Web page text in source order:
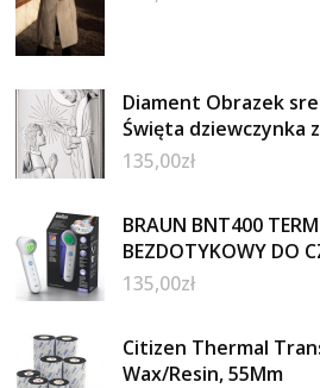
Diament Obrazek
Święta dziewczynka z
135,00zł
BRAUN BNT400
BEZDOTYKOWY DO
135,00zł
Citizen Thermal
Wax/Resin, 55Mm